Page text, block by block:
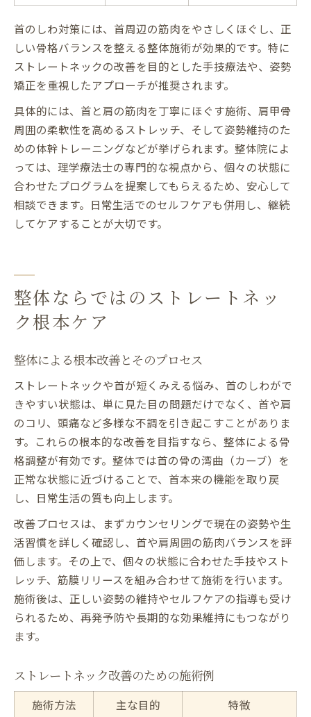
首のしわ対策には、首周辺の筋肉をやさしくほぐし、正
しい骨格バランスを整える整体施術が効果的です。特に
ストレートネックの改善を目的とした手技療法や、姿勢
矯正を重視したアプローチが推奨されます。
具体的には、首と肩の筋肉を丁寧にほぐす施術、肩甲骨
周囲の柔軟性を高めるストレッチ、そして姿勢維持のた
めの体幹トレーニングなどが挙げられます。整体院によ
っては、理学療法士の専門的な視点から、個々の状態に
合わせたプログラムを提案してもらえるため、安心して
相談できます。日常生活でのセルフケアも併用し、継続
してケアすることが大切です。
整体ならではのストレートネッ
ク根本ケア
整体による根本改善とそのプロセス
ストレートネックや首が短くみえる悩み、首のしわがで
きやすい状態は、単に見た目の問題だけでなく、首や肩
のコリ、頭痛など多様な不調を引き起こすことがありま
す。これらの根本的な改善を目指すなら、整体による骨
格調整が有効です。整体では首の骨の湾曲（カーブ）を
正常な状態に近づけることで、首本来の機能を取り戻
し、日常生活の質も向上します。
改善プロセスは、まずカウンセリングで現在の姿勢や生
活習慣を詳しく確認し、首や肩周囲の筋肉バランスを評
価します。その上で、個々の状態に合わせた手技やスト
レッチ、筋膜リリースを組み合わせて施術を行います。
施術後は、正しい姿勢の維持やセルフケアの指導も受け
られるため、再発予防や長期的な効果維持にもつながり
ます。
ストレートネック改善のための施術例
施術方法 主な目的 特徴